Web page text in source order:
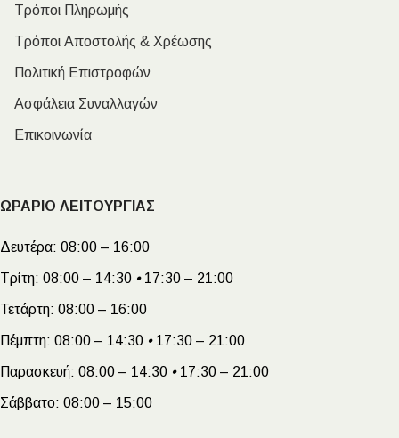
Τρόποι Πληρωμής
Τρόποι Αποστολής & Χρέωσης
Πολιτική Επιστροφών
Ασφάλεια Συναλλαγών
Επικοινωνία
ΩΡΑΡΙΟ ΛΕΙΤΟΥΡΓΙΑΣ
Δευτέρα: 08:00 – 16:00
Τρίτη: 08:00 – 14:30 •17:30 – 21:00
Τετάρτη: 08:00 – 16:00
Πέμπτη: 08:00 – 14:30 •17:30 – 21:00
Παρασκευή: 08:00 – 14:30 •17:30 – 21:00
Σάββατο: 08:00 – 15:00